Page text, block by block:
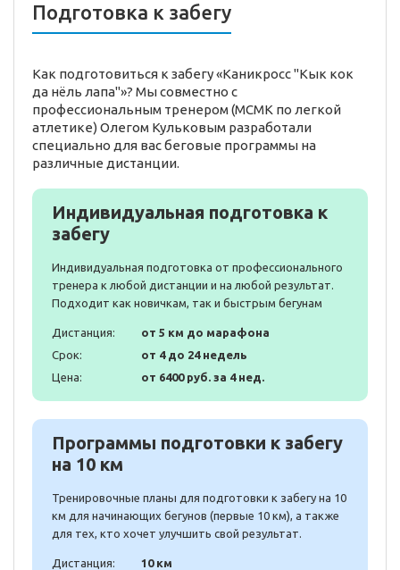
Подготовка к забегу
Как подготовиться к забегу «Каникросс "Кык кок
да нёль лапа"»? Мы совместно с
профессиональным тренером (МСМК по легкой
атлетике) Олегом Кульковым разработали
специально для вас беговые программы на
различные дистанции.
Индивидуальная подготовка к
забегу
Индивидуальная подготовка от профессионального
тренера к любой дистанции и на любой результат.
Подходит как новичкам, так и быстрым бегунам
Дистанция:
от 5 км до марафона
Срок:
от 4 до 24 недель
Цена:
от 6400 руб. за 4 нед.
Программы подготовки к забегу
на 10 км
Тренировочные планы для подготовки к забегу на 10
км для начинающих бегунов (первые 10 км), а также
для тех, кто хочет улучшить свой результат.
Дистанция: 10 км